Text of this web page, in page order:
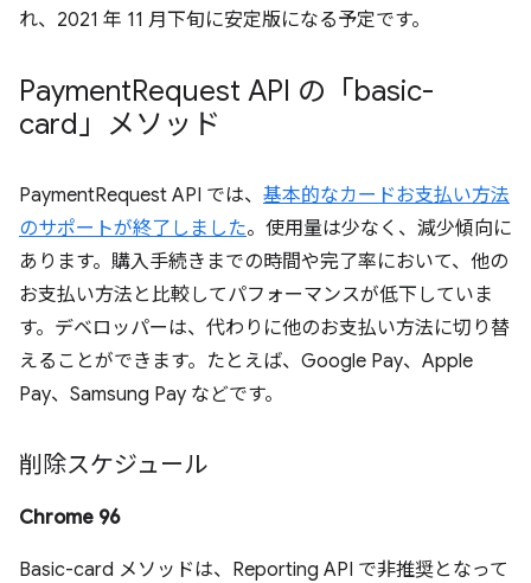
れ、2021 年 11 月下旬に安定版になる予定です。
PaymentRequest API の「basic-
card」メソッド
PaymentRequest API では、 基本的なカードお支払い方法
のサポートが終了しました。使用量は少なく、減少傾向に
あります。購入手続きまでの時間や完了率において、他の
お支払い方法と比較してパフォーマンスが低下していま
す。デベロッパーは、代わりに他のお支払い方法に切り替
えることができます。たとえば、Google Pay、Apple
Pay、Samsung Pay などです。
削除スケジュール
Chrome 96
Basic-card メソッドは、Reporting API で非推奨となって